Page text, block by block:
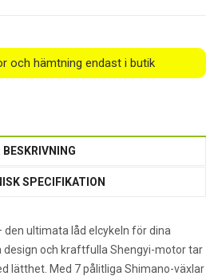
och hämtning endast i butik
BESKRIVNING
SPECIFIKATION
den ultimata låd elcykeln för dina
design och kraftfulla Shengyi-motor tar
lätthet. Med 7 pålitliga Shimano-växlar